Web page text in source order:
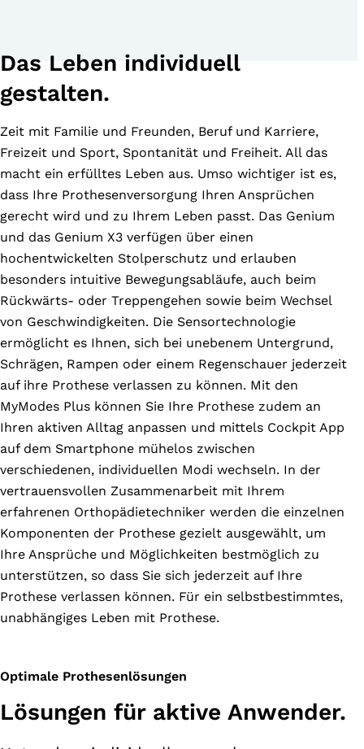
Das Leben individuell
gestalten.
Zeit mit Familie und Freunden, Beruf und Karriere,
Freizeit und Sport, Spontanität und Freiheit. All das
macht ein erfülltes Leben aus. Umso wichtiger ist es,
dass Ihre Prothesenversorgung Ihren Ansprüchen
gerecht wird und zu Ihrem Leben passt. Das Genium
und das Genium X3 verfügen über einen
hochentwickelten Stolperschutz und erlauben
besonders intuitive Bewegungsabläufe, auch beim
Rückwärts- oder Treppengehen sowie beim Wechsel
von Geschwindigkeiten. Die Sensortechnologie
ermöglicht es Ihnen, sich bei unebenem Untergrund,
Schrägen, Rampen oder einem Regenschauer jederzeit
auf ihre Prothese verlassen zu können. Mit den
MyModes Plus können Sie Ihre Prothese zudem an
Ihren aktiven Alltag anpassen und mittels Cockpit App
auf dem Smartphone mühelos zwischen
verschiedenen, individuellen Modi wechseln. In der
vertrauensvollen Zusammenarbeit mit Ihrem
erfahrenen Orthopädietechniker werden die einzelnen
Komponenten der Prothese gezielt ausgewählt, um
Ihre Ansprüche und Möglichkeiten bestmöglich zu
unterstützen, so dass Sie sich jederzeit auf Ihre
Prothese verlassen können. Für ein selbstbestimmtes,
unabhängiges Leben mit Prothese.
Optimale Prothesenlösungen
Lösungen für aktive Anwender.